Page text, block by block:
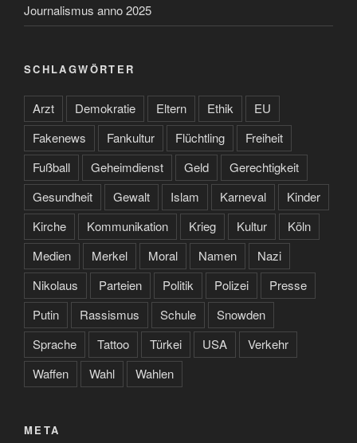
Journalismus anno 2025
SCHLAGWÖRTER
Arzt Demokratie Eltern Ethik
EU
Fakenews
Fankultur Flüchtling
Freiheit
Fußball
Geheimdienst Geld
Gerechtigkeit
Gesundheit
Gewalt Islam Karneval
Kinder
Kirche
Kommunikation Krieg Kultur
Köln
Medien
Merkel Moral Namen
Nazi
Nikolaus
Parteien Politik Polizei
Presse
Putin
Rassismus Schule
Snowden
Sprache
Tattoo Türkei USA
Verkehr
Waffen
Wahl Wahlen
META